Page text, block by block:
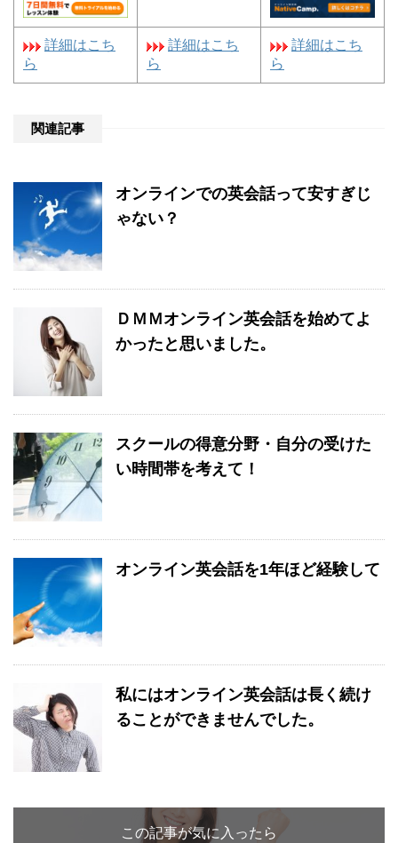
詳細はこち
ら
詳細はこち
ら
詳細はこち
ら
関連記事
オンラインでの英会話って安すぎじ
ゃない？
ＤＭＭオンライン英会話を始めてよ
かったと思いました。
スクールの得意分野・自分の受けた
い時間帯を考えて！
オンライン英会話を1年ほど経験して
私にはオンライン英会話は長く続け
ることができませんでした。
この記事が気に入ったら